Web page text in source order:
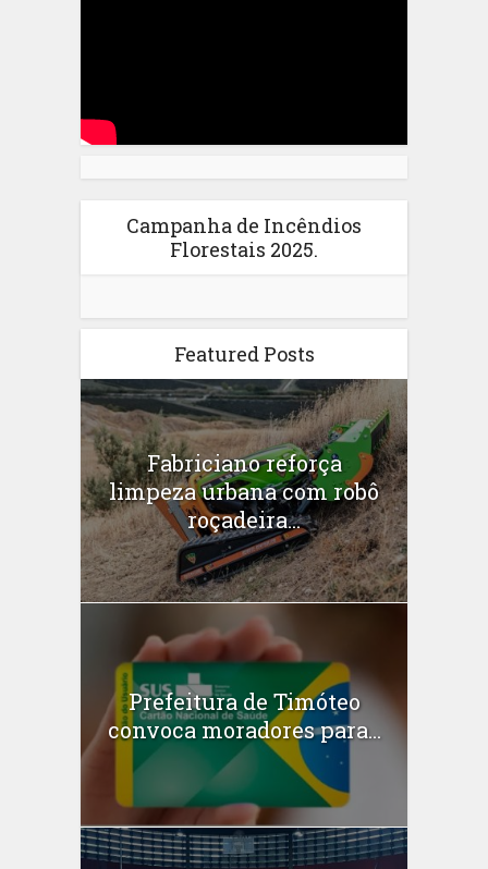
Campanha de Incêndios
Florestais 2025.
Featured Posts
Fabriciano reforça
limpeza urbana com robô
roçadeira...
Prefeitura de Timóteo
convoca moradores para...